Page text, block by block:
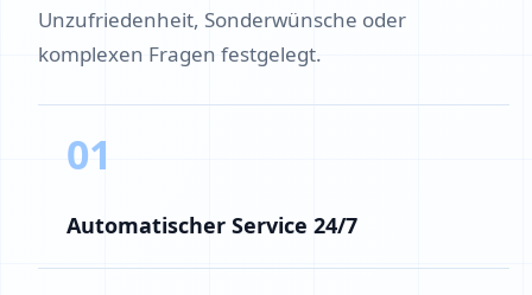
Unzufriedenheit, Sonderwünsche oder
komplexen Fragen festgelegt.
01
Automatischer Service 24/7